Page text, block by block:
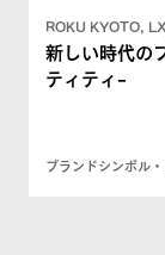
ROKU KYOTO,
新しい時代の
ティティ-
ブランドシンボル